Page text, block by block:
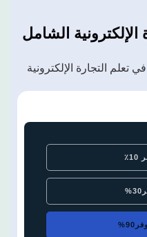
الشامل
تعلم التجارة الإلكترونية